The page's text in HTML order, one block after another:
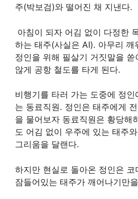
주(박보검)와 떨어진 채 지낸다.
아침이 되자 어김 없이 다정한
하는 태주(사실은 AI). 아무리 깨
정인을 위해 필살기 거짓말을 쏟
않게 공항 철도를 타게 된다.
비행기를 타러 가는 도중에 정
는 동료직원. 정인은 태주에게
을 물어보자 동료직원은 황당해
도 어김 없이 우주에 있는 태주
그리움을 달랜다.
하지만 현실로 돌아온 정인은 코
잠들어있는 태주가 깨어나기만